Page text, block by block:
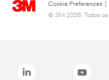
Cookie Preferences
© 3M 2026. Todos os